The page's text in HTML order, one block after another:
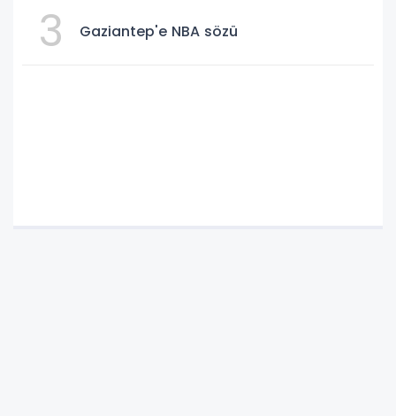
3 Gaziantep'e NBA sözü